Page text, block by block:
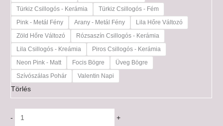
Türkiz Csillogós - Kerámia
Türkiz Csillogós - Fém
Pink - Metál Fény
Arany - Metál Fény
Lila Hőre Változó
Zöld Hőre Változó
Rózsaszín Csillogós - Kerámia
Lila Csillogós - Kreámia
Piros Csillogós - Kerámia
Neon Pink - Matt
Focis Bögre
Üveg Bögre
Szívószálas Pohár
Valentin Napi
Törlés
- +